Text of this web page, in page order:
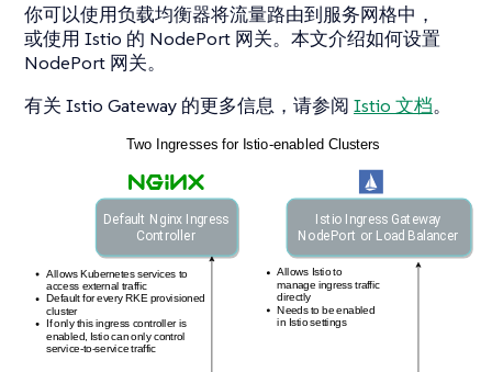
你可以使用负载均衡器将流量路由到服务网格中，
或使用 Istio 的 NodePort 网关。本文介绍如何设置
NodePort 网关。
有关 Istio Gateway 的更多信息，请参阅 Istio 文档。